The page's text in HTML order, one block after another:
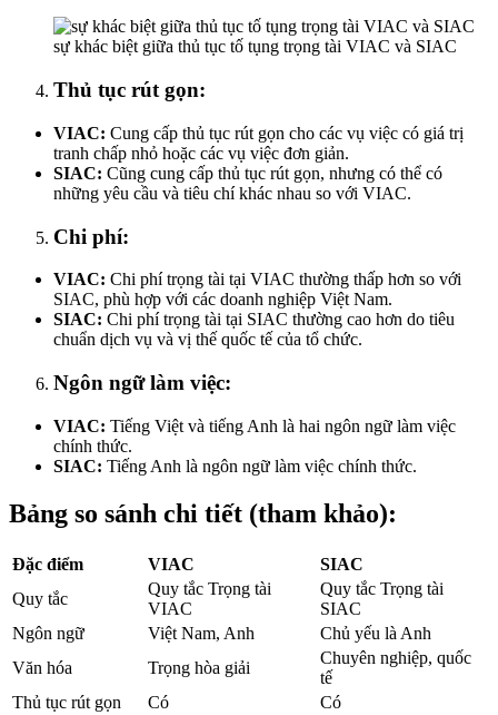
sự khác biệt giữa thủ tục tố tụng trọng tài VIAC và SIAC
Thủ tục rút gọn:
VIAC: Cung cấp thủ tục rút gọn cho các vụ việc có giá trị
tranh chấp nhỏ hoặc các vụ việc đơn giản.
SIAC: Cũng cung cấp thủ tục rút gọn, nhưng có thể có
những yêu cầu và tiêu chí khác nhau so với VIAC.
Chi phí:
VIAC: Chi phí trọng tài tại VIAC thường thấp hơn so với
SIAC, phù hợp với các doanh nghiệp Việt Nam.
SIAC: Chi phí trọng tài tại SIAC thường cao hơn do tiêu
chuẩn dịch vụ và vị thế quốc tế của tổ chức.
Ngôn ngữ làm việc:
VIAC: Tiếng Việt và tiếng Anh là hai ngôn ngữ làm việc
chính thức.
SIAC: Tiếng Anh là ngôn ngữ làm việc chính thức.
Bảng so sánh chi tiết (tham khảo):
Đặc điểm VIAC
SIAC
Quy tắc
Quy tắc Trọng tài
VIAC
Quy tắc Trọng tài
SIAC
Ngôn ngữ
Việt Nam, Anh
Chủ yếu là Anh
Văn hóa
Trọng hòa giải
Chuyên nghiệp, quốc
tế
Thủ tục rút gọn
Có
Có